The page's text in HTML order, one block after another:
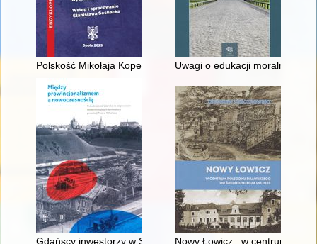
Polskość Mikołaja Kopernika z rodu ŚlązakaUwagi o edukacji moralnej
Gdańscy inwestorzy w Sopocie : prestiż finansowy i
Nowy Łowicz : w centrum